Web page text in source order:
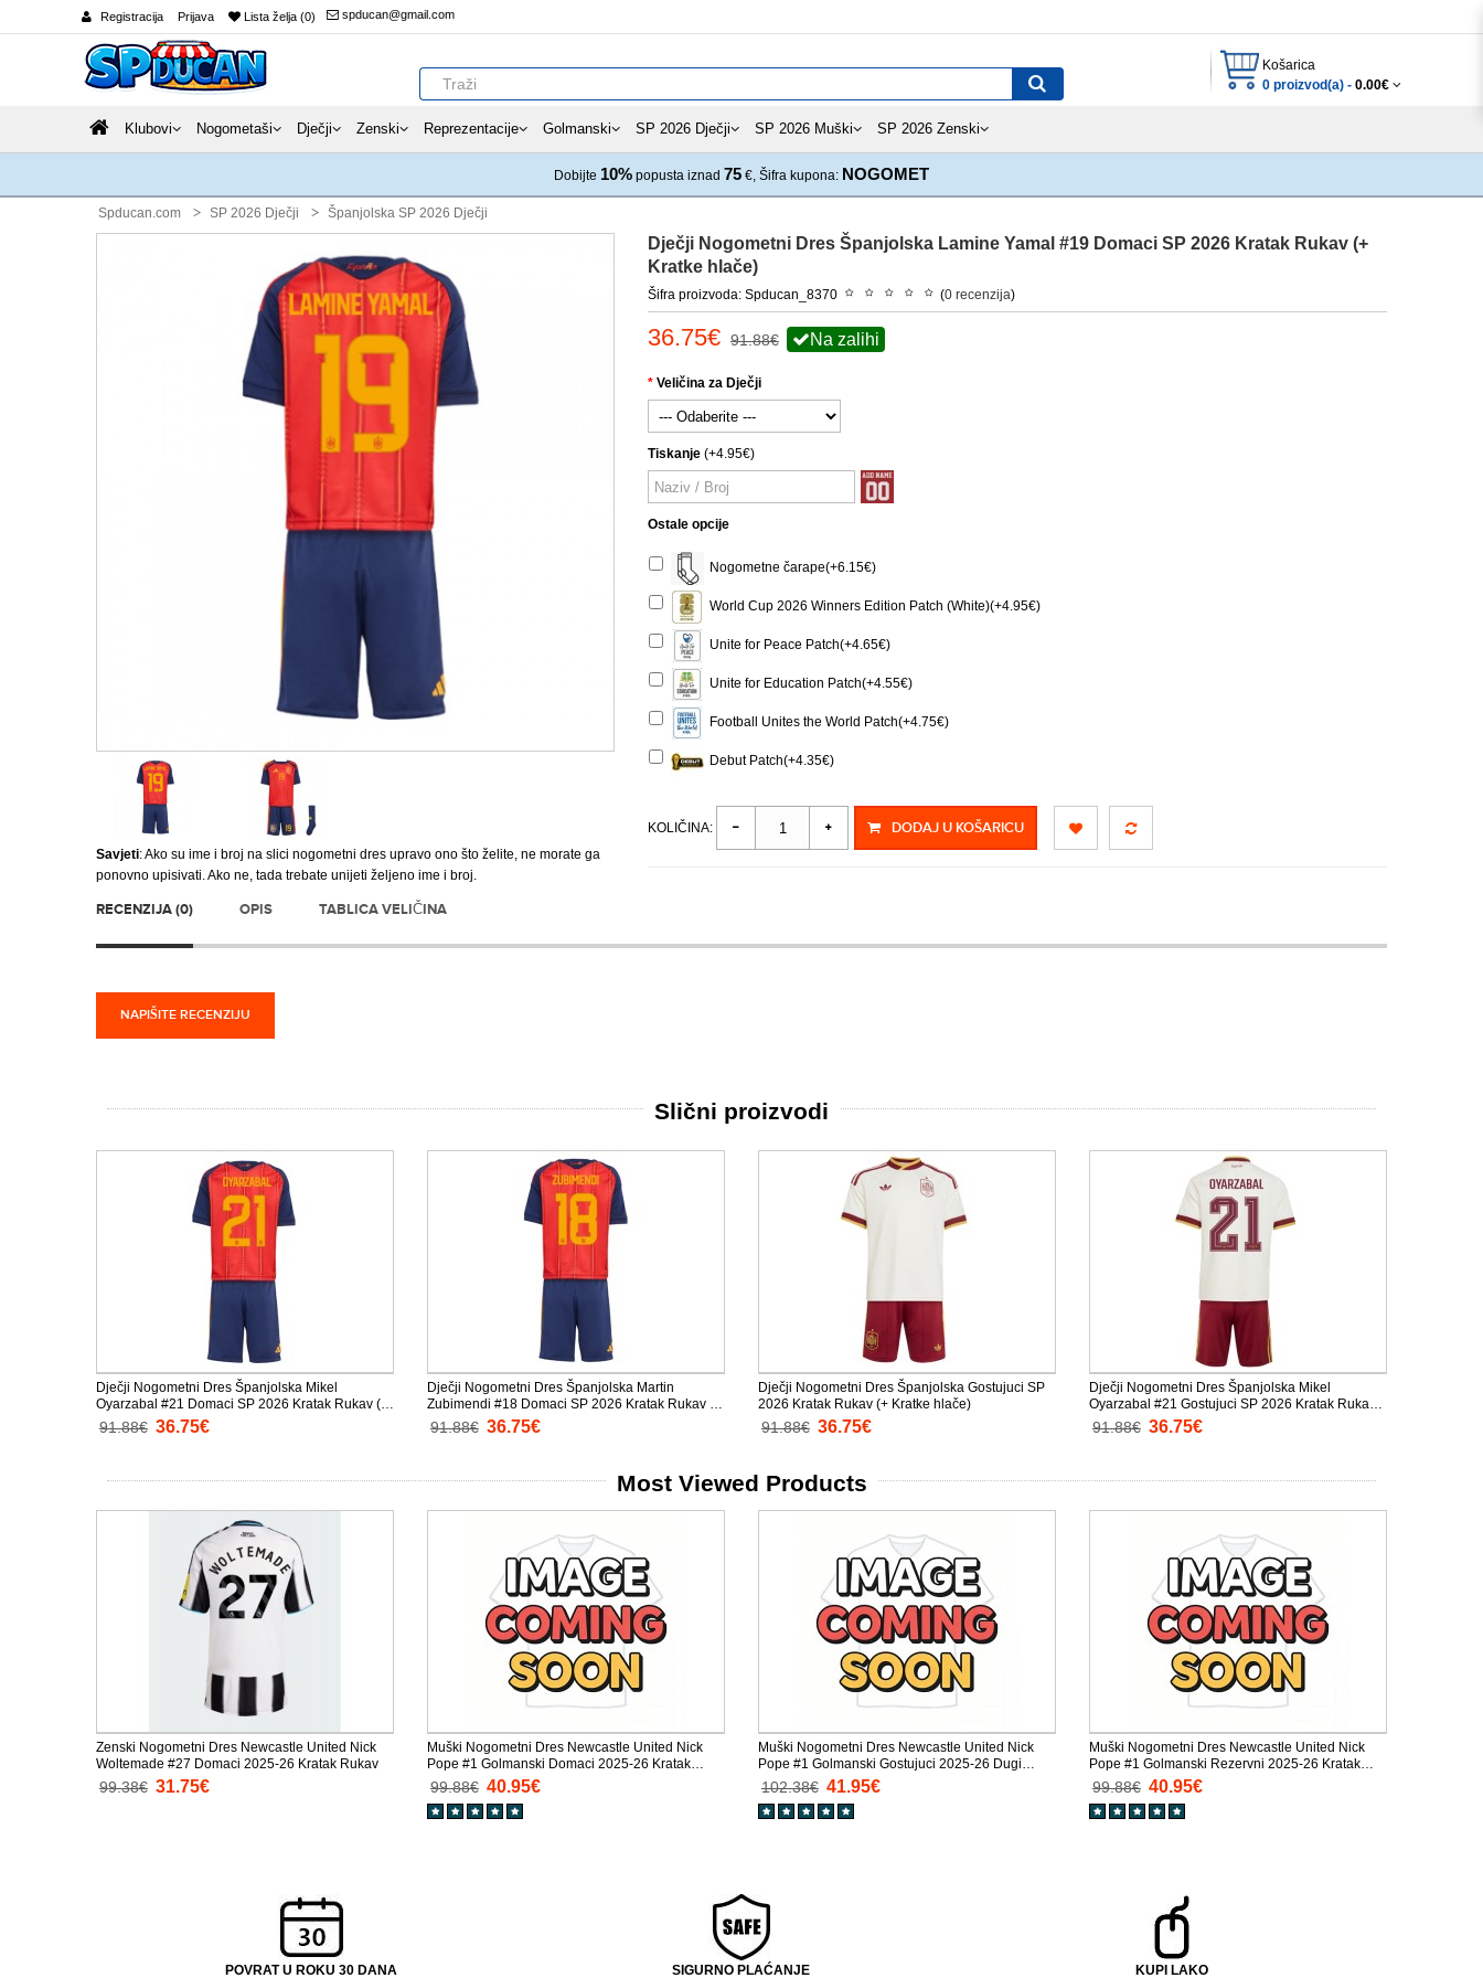
Registracija Prijava Lista želja (0) spducan@gmail.com
Košarica
0 proizvod(a) - 0.00€
Klubovi Nogometaši Dječji Zenski Reprezentacije Golmanski SP 2026 Dječji SP 2026 Muški SP 2026 Zenski
Dobijte 10% popusta iznad 75 €, Šifra kupona: NOGOMET
Spducan.com SP 2026 Dječji Španjolska SP 2026 Dječji
Savjeti: Ako su ime i broj na slici nogometni dres upravo ono što želite, ne morate ga
ponovno upisivati. Ako ne, tada trebate unijeti željeno ime i broj.
Dječji Nogometni Dres Španjolska Lamine Yamal #19 Domaci SP 2026 Kratak Rukav (+
Kratke hlače)
Šifra proizvoda: Spducan_8370 (0 recenzija)
36.75€ 91.88€ Na zalihi
Veličina za Dječji
Tiskanje (+4.95€)
Ostale opcije
Nogometne čarape(+6.15€)
World Cup 2026 Winners Edition Patch (White)(+4.95€)
Unite for Peace Patch(+4.65€)
Unite for Education Patch(+4.55€)
Football Unites the World Patch(+4.75€)
Debut Patch(+4.35€)
KOLIČINA: DODAJ U KOŠARICU
RECENZIJA (0) OPIS TABLICA VELIČINA
NAPIŠITE RECENZIJU
Slični proizvodi
Dječji Nogometni Dres Španjolska Mikel
Oyarzabal #21 Domaci SP 2026 Kratak Rukav (+
Kratke hlače)
91.88€ 36.75€
Dječji Nogometni Dres Španjolska Martin
Zubimendi #18 Domaci SP 2026 Kratak Rukav (+
Kratke hlače)
91.88€ 36.75€
Dječji Nogometni Dres Španjolska Gostujuci SP
2026 Kratak Rukav (+ Kratke hlače)
91.88€ 36.75€
Dječji Nogometni Dres Španjolska Mikel
Oyarzabal #21 Gostujuci SP 2026 Kratak Rukav
(+ Kratke hlače)
91.88€ 36.75€
Most Viewed Products
Zenski Nogometni Dres Newcastle United Nick
Woltemade #27 Domaci 2025-26 Kratak Rukav
99.38€ 31.75€
Muški Nogometni Dres Newcastle United Nick
Pope #1 Golmanski Domaci 2025-26 Kratak
Rukav
99.88€ 40.95€
Muški Nogometni Dres Newcastle United Nick
Pope #1 Golmanski Gostujuci 2025-26 Dugi
Rukav
102.38€ 41.95€
Muški Nogometni Dres Newcastle United Nick
Pope #1 Golmanski Rezervni 2025-26 Kratak
Rukav
99.88€ 40.95€
POVRAT U ROKU 30 DANA SIGURNO PLAĆANJE KUPI LAKO